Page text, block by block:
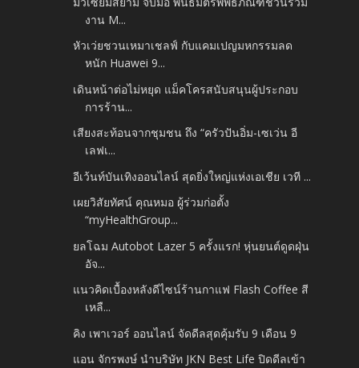
งาน M...
หัวเว่ยชวนเหมาเชลฟ์ กับแคมเปญมหกรรมลด
หนัก Huawei 9...
เดินหน้าต่อไม่หยุด แม็คโครสนับสนุนผู้ประกอบ
การร้าน...
เสียงสะท้อนจากชุมชน ถึง “ครัวปันอิ่ม-เซเว่น อี
เลฟเ...
อีเว้นท์บันเทิงออนไลน์ สุดยิ่งใหญ่แห่งเอเชีย เวที ...
เผยวิสัยทัศน์ คุณหมอ ผู้ร่วมก่อตั้ง
“myHealthGroup...
ยลโฉม Autobot Lazer 5 ครั้งแรก! หุ่นยนต์ดูดฝุ่น
อัจ...
แนวคิดเบื้องหลังดีไซน์ร้านกาแฟ Flash Coffee สี
เหลื...
คิง เพาเวอร์ ออนไลน์ จัดดีลสุดคุ้มรับ 9 เดือน 9
แอน จักรพงษ์ นำบริษัท JKN Best Life ปิดดีลเข้า